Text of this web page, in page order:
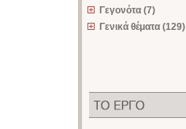
Γεγονότα (7)
Γενικά θέματα (129)